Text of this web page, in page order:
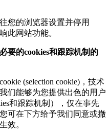
您的浏览器设置并停用
此网站功能。
要的cookies和跟踪机制的
(selection cookie)，技术
们能够为您提供出色的用户
和跟踪机制），仅在事先
可在下方给予我们同意或撤
效。